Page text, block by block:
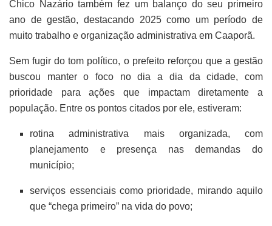
Chico Nazário também fez um balanço do seu primeiro
ano de gestão, destacando 2025 como um período de
muito trabalho e organização administrativa em Caaporã.
Sem fugir do tom político, o prefeito reforçou que a gestão
buscou manter o foco no dia a dia da cidade, com
prioridade para ações que impactam diretamente a
população. Entre os pontos citados por ele, estiveram:
rotina administrativa mais organizada, com
planejamento e presença nas demandas do
município;
serviços essenciais como prioridade, mirando aquilo
que “chega primeiro” na vida do povo;